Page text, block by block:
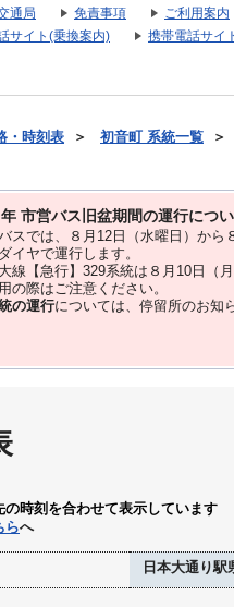
通局 免責事項 ご利用案内
サイト(乗換案内)
携帯電話サイ
・時刻表 ＞ 初音町 系統一覧 ＞
市営バス旧盆期間の運行につ
スでは、８⽉12⽇（水曜日）から
イヤで運⾏します。
【急行】329系統は８月10日（月
の際はご注意ください。
の運行については、停留所のお知
時刻を合わせて表示しています
らへ
日本大通り駅